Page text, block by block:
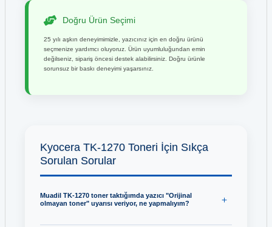
Doğru Ürün Seçimi
25 yılı aşkın deneyimimizle, yazıcınız için en doğru ürünü
seçmenize yardımcı oluyoruz. Ürün uyumluluğundan emin
değilseniz, sipariş öncesi destek alabilirsiniz. Doğru ürünle
sorunsuz bir baskı deneyimi yaşarsınız.
Kyocera TK-1270 Toneri İçin Sıkça
Sorulan Sorular
Muadil TK-1270 toner taktığımda yazıcı "Orijinal
olmayan toner" uyarısı veriyor, ne yapmalıyım?